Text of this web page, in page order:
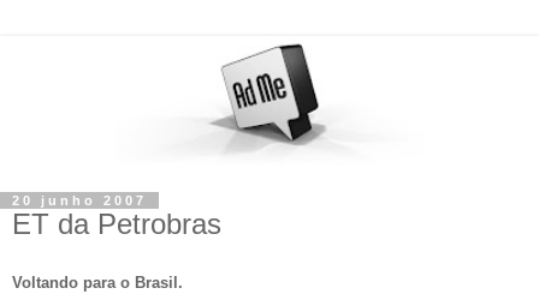
20 junho 2007
ET da Petrobras
Voltando para o Brasil.